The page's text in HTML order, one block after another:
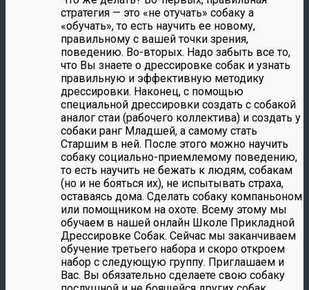
стратегия — это «не отучать» собаку а
«обучать», то есть научить ее новому,
правильному с вашей точки зрения,
поведению. Во-вторых. Надо забыть все то,
что Вы знаете о дрессировке собак и узнать
правильную и эффективную методику
дрессировки. Наконец, с помощью
специальной дрессировки создать с собакой
аналог стаи (рабочего коллектива) и создать у
собаки ранг Младшей, а самому стать
Старшим в ней. После этого можно научить
собаку социально-приемлемому поведению,
то есть научить не бежать к людям, собакам
(но и не бояться их), не испытывать страха,
оставаясь дома. Сделать собаку компаньоном
или помощником на охоте. Всему этому мы
обучаем в нашей онлайн Школе Прикладной
Дрессировке Собак. Сейчас мы заканчиваем
обучение третьего набора и скоро откроем
набор с следующую группу. Приглашаем и
Вас. Вы обязательно сделаете свою собаку